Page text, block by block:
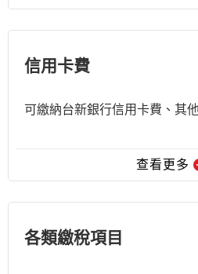
信用卡費
可繳納台新銀行信用卡費、其
查看更多
各類繳稅項目